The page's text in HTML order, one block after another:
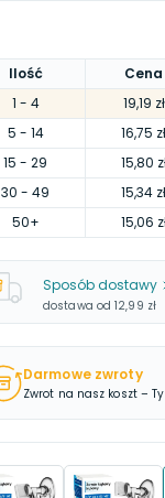
Ilość Cena
1 - 4 19,19 zł
5 - 14 16,75 zł
15 - 29 15,80
30 - 49 15,34 zł
50+ 15,06
Sposób dostawy
dostawa od 12,99 zł
Darmowe zwroty
Zwrot na nasz koszt –